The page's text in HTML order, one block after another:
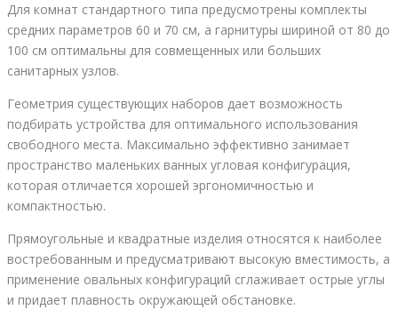
Для комнат стандартного типа предусмотрены комплекты
средних параметров 60 и 70 см, а гарнитуры шириной от 80 до
100 см оптимальны для совмещенных или больших
санитарных узлов.
Геометрия существующих наборов дает возможность
подбирать устройства для оптимального использования
свободного места. Максимально эффективно занимает
пространство маленьких ванных угловая конфигурация,
которая отличается хорошей эргономичностью и
компактностью.
Прямоугольные и квадратные изделия относятся к наиболее
востребованным и предусматривают высокую вместимость, а
применение овальных конфигураций сглаживает острые углы
и придает плавность окружающей обстановке.